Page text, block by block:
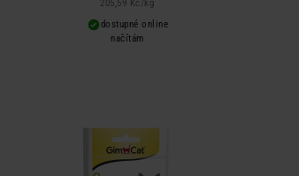
205,59 Kč / kg
dostupné online
načítám